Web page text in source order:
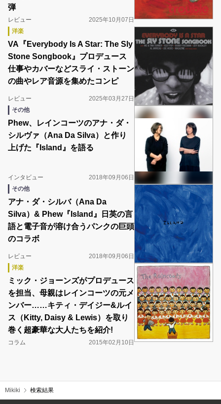
弾
レビュー
2025年10月07日
洋楽
VA『Everybody Is A Star: The Sly
Stone Songbook』プロデュース
仕事やカバーなどスライ・ストーン
の曲やレア音源を集めたコンピ
レビュー
2025年03月27日
その他
Phew、レインコーツのアナ・ダ・
シルヴァ（Ana Da Silva）と作り
上げた『Island』を語る
インタビュー
2018年09月06日
その他
アナ・ダ・シルバ（Ana Da
Silva）& Phew『Island』日英の言
語と電子音が溶け合うパンクの巨頭
のコラボ
レビュー
2018年09月06日
洋楽
ミック・ジョーンズがプロデュース
を担当、母親はレインコーツの元メ
ンバー……キティ・デイジー&ルイ
ス（Kitty, Daisy & Lewis）を取り
巻く超豪華な大人たちを紹介!
コラム 2015年02月10日
Mikiki 検索結果